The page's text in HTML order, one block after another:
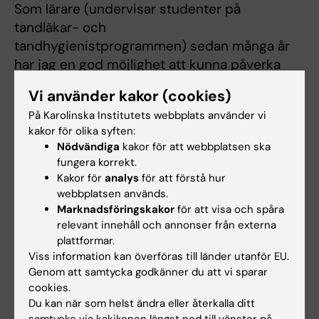
Som lärare (undervisar studenter på
tandläkar- och
tandhygienistprogrammen) sedan många år
har jag en god möjlighet att kunna påverka
kontinuitet och utveckling samt att på så sätt
öka studenternas möjligheter att uppnå sina
lärandemål vilket bör prioriteras i framtiden.
Jag har undervisat både tandläkare och
tandhygienister vilket gör att jag har god
insikt, kännedom och förståelse för
komplexiteten i både medellånga och längre
utbildningar - inte minst behovet av
samarbete, vilket ofta efterfrågas av
avnämarna. I framtiden är det min förhoppning
att våra utbildningar vid KI kan utveckla
ett större mått av interprofessionellt lärande
Vi använder kakor (cookies)
På Karolinska Institutets webbplats använder vi
kakor för olika syften:
Nödvändiga kakor för att webbplatsen ska
fungera korrekt.
Kakor för analys för att förstå hur
webbplatsen används.
Marknadsföringskakor för att visa och spåra
relevant innehåll och annonser från externa
plattformar.
Viss information kan överföras till länder utanför EU.
Genom att samtycka godkänner du att vi sparar
cookies.
Du kan när som helst ändra eller återkalla ditt